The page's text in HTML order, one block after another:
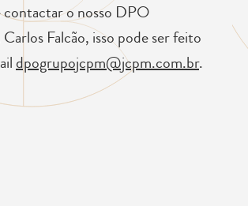
contactar o nosso DPO
Falcão, isso pode ser feito
dpogrupojcpm@jcpm.com.br.